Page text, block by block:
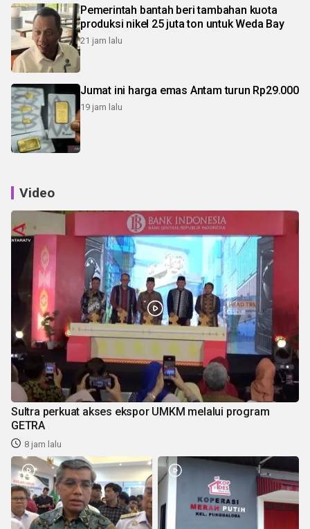
Pemerintah bantah beri tambahan kuota
produksi nikel 25 juta ton untuk Weda Bay
21 jam lalu
Jumat ini harga emas Antam turun Rp29.000
19 jam lalu
Video
Sultra perkuat akses ekspor UMKM melalui program
GETRA
8 jam lalu